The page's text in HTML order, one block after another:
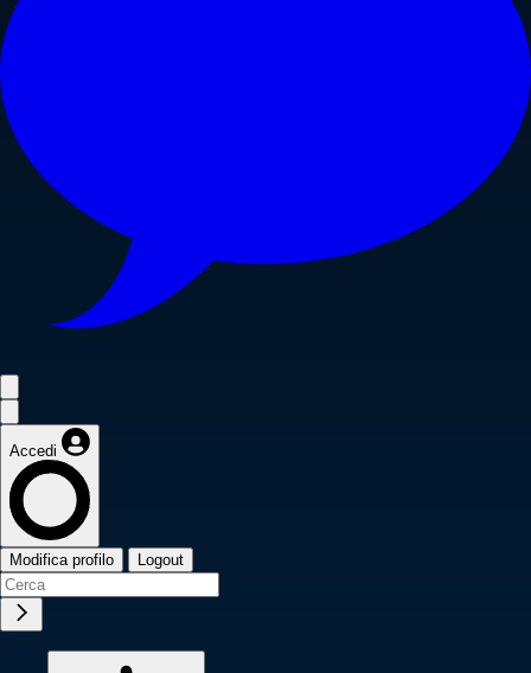
Accedi
Modifica profilo Logout